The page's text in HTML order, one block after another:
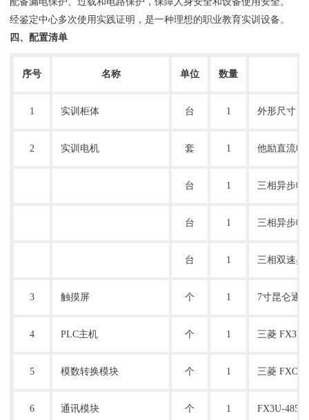
经鉴定中心多次使用实践证明，是一种理想的职业教育实训设备。
四、配置清单
序号 名称 单位 数量
1 实训柜体 台 1 外形尺寸：
2 实训电机 套 1 他励直流电
台 1 三相异步电
台 1 三相异步电
台 1 三相双速异
3 触摸屏 个 1 7寸昆仑通
4 PLC主机 个 1 三菱 FX3U
5 模数转换模块 个 1 三菱
6 通讯模块 个 1 FX3U-485